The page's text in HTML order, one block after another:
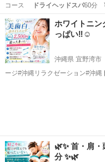
ドライヘッドスパ
コースにも… 00 🪷ドライヘッド
東京 北区 ボディケア
ホワイトニ
っぱい‼️☺️
沖縄県 宜野湾市
ージ#沖縄リラクゼーション#沖縄
🌿✨ 首・肩
分 ✨🌿